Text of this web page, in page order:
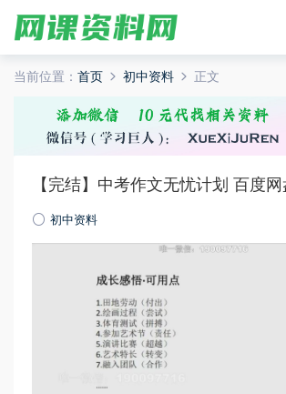
当前位置： 首页 初中资料 正文
【完结】中考作文无忧计划 百度
初中资料